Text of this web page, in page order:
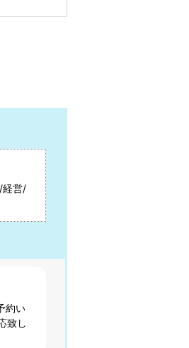
経営/
約い
致し